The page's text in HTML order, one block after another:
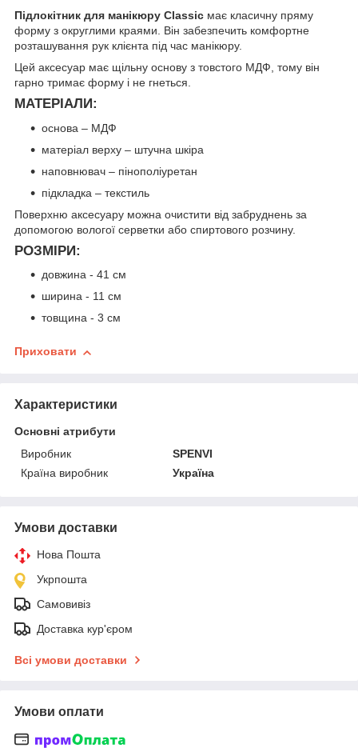
Підлокітник для манікюру Classic має класичну пряму
форму з округлими краями. Він забезпечить комфортне
розташування рук клієнта під час манікюру.
Цей аксесуар має щільну основу з товстого МДФ, тому він
гарно тримає форму і не гнеться.
МАТЕРІАЛИ:
основа – МДФ
матеріал верху – штучна шкіра
наповнювач – пінополіуретан
підкладка – текстиль
Поверхню аксесуару можна очистити від забруднень за
допомогою вологої серветки або спиртового розчину.
РОЗМІРИ:
довжина - 41 см
ширина - 11 см
товщина - 3 см
Приховати
Характеристики
Основні атрибути
Виробник
SPENVI
Країна виробник
Україна
Умови доставки
Нова Пошта
Укрпошта
Самовивіз
Доставка кур'єром
Всі умови доставки
Умови оплати